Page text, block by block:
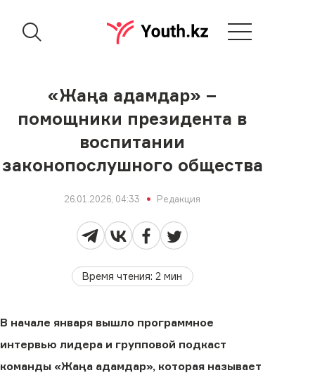
«Жаңа адамдар» –
помощники президента в
воспитании
законопослушного общества
26.01.2026, 04:33 Редакция
Время чтения:2 мин
В начале января вышло программное
интервью лидера и групповой подкаст
команды «Жаңа адамдар», которая называет